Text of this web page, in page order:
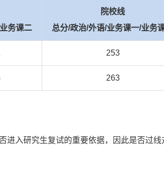
务课二
院校线
总分/政治/外语/业务课一/业务
253
263
进入研究生复试的重要依据，因此是否过线